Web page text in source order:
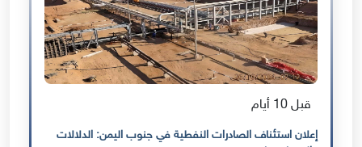
قبل 10 أيام
إعلان استئناف الصادرات النفطية في جنوب اليمن: الدلالات